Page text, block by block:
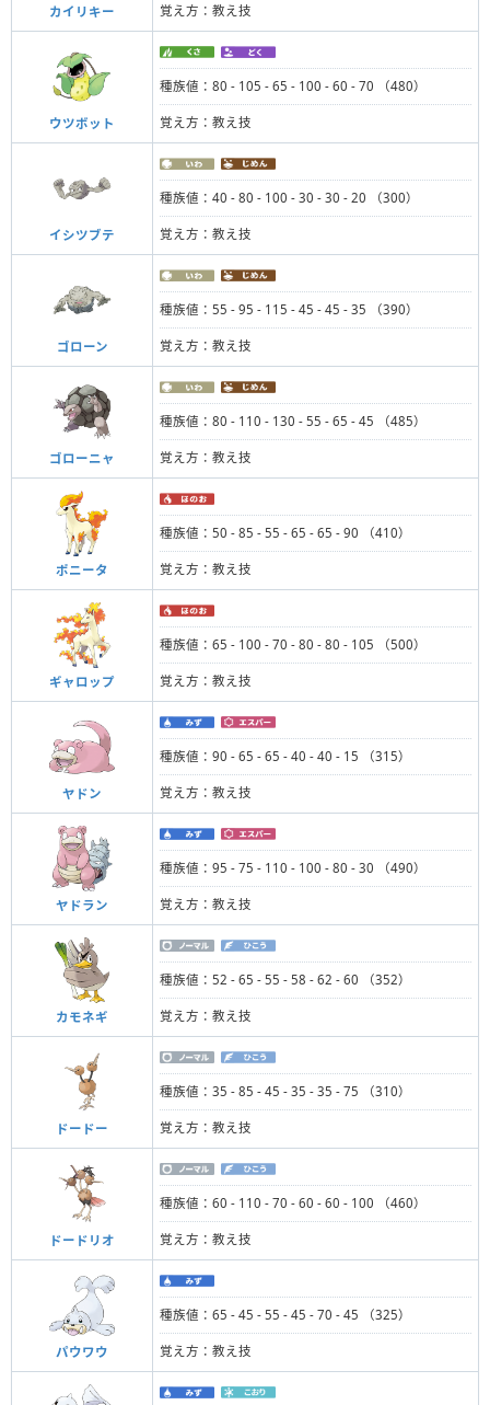
カイリキー 覚え方：教え技
ウツボット
種族値：80 - 105 - 65 - 100 - 60 - 70 （480）
覚え方：教え技
イシツブテ
種族値：40 - 80 - 100 - 30 - 30 - 20 （300）
覚え方：教え技
ゴローン
種族値：55 - 95 - 115 - 45 - 45 - 35 （390）
覚え方：教え技
ゴローニャ
種族値：80 - 110 - 130 - 55 - 65 - 45 （485）
覚え方：教え技
ポニータ
種族値：50 - 85 - 55 - 65 - 65 - 90 （410）
覚え方：教え技
ギャロップ
種族値：65 - 100 - 70 - 80 - 80 - 105 （500）
覚え方：教え技
ヤドン
種族値：90 - 65 - 65 - 40 - 40 - 15 （315）
覚え方：教え技
ヤドラン
種族値：95 - 75 - 110 - 100 - 80 - 30 （490）
覚え方：教え技
カモネギ
種族値：52 - 65 - 55 - 58 - 62 - 60 （352）
覚え方：教え技
ドードー
種族値：35 - 85 - 45 - 35 - 35 - 75 （310）
覚え方：教え技
ドードリオ
種族値：60 - 110 - 70 - 60 - 60 - 100 （460）
覚え方：教え技
パウワウ
種族値：65 - 45 - 55 - 45 - 70 - 45 （325）
覚え方：教え技